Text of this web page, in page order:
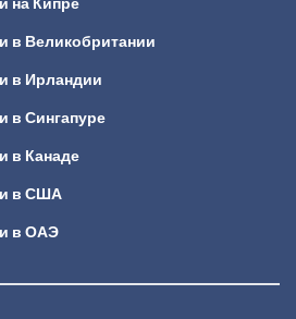
в Великобритании
в Ирландии
в Сингапуре
в Канаде
в США
в ОАЭ